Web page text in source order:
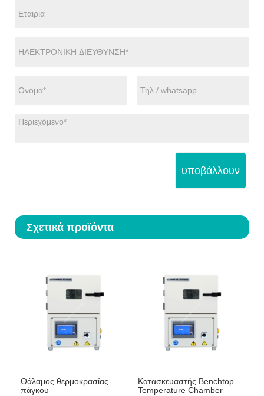
υποβάλλουν
Σχετικά προϊόντα
Θάλαμος θερμοκρασίας
πάγκου
Κατασκευαστής Benchtop
Temperature Chamber